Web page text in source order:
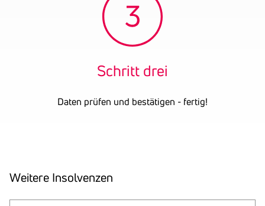
Schritt drei
Daten prüfen und bestätigen - fertig!
Weitere Insol­venzen